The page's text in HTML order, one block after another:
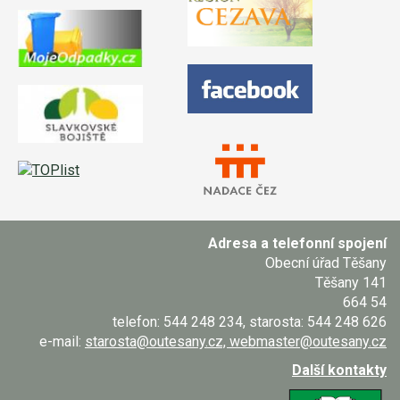
Adresa a telefonní spojení
Obecní úřad Těšany
Těšany 141
664 54
telefon: 544 248 234, starosta: 544 248 626
e-mail: starosta@outesany.cz, webmaster@outesany.cz
Další kontakty